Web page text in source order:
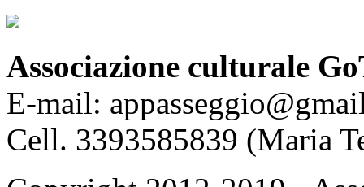
Associazione culturale
E-mail:
Cell. 3393585839 (Maria